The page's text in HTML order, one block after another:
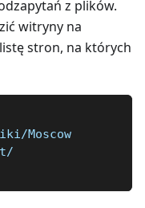
z plików.
witryny na
stron, na których
Moscow